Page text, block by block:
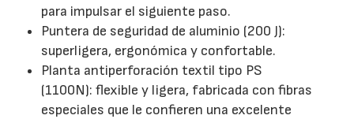
para impulsar el siguiente paso.
Puntera de seguridad de aluminio (200 J):
superligera, ergonómica y confortable.
Planta antiperforación textil tipo PS
(1100N): flexible y ligera, fabricada con fibras
especiales que le confieren una excelente